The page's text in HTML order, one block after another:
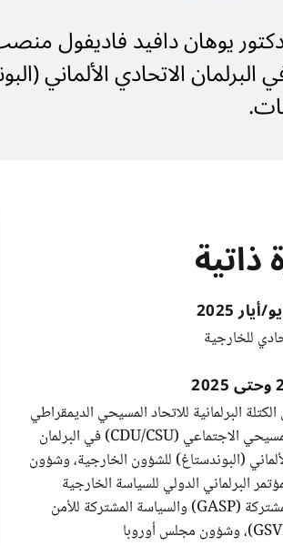
يوهان دافيد فاديفول
للخارجية
البرلمانية للاتحاد المسيحي الديمقراطي
والاتحاد المسيحي الاجتماعي (CDU/CSU) في البرلمان
(البوندستاغ) للشؤون الخارجية، وشؤون
البرلماني الدولي للسياسة الخارجية
والأمنية المشتركة (GASP) والسياسة المشتركة للأمن